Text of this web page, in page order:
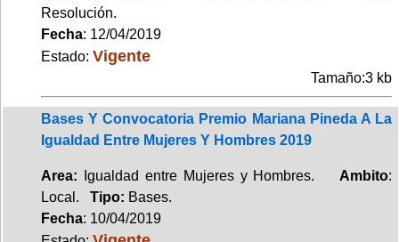
Resolución.
Fecha: 12/04/2019
Estado: Vigente
Tamaño:3 kb
Bases Y Convocatoria Premio Mariana Pineda A La
Igualdad Entre Mujeres Y Hombres 2019
Area: Igualdad entre Mujeres y Hombres. Ambito:
Local. Tipo: Bases.
Fecha: 10/04/2019